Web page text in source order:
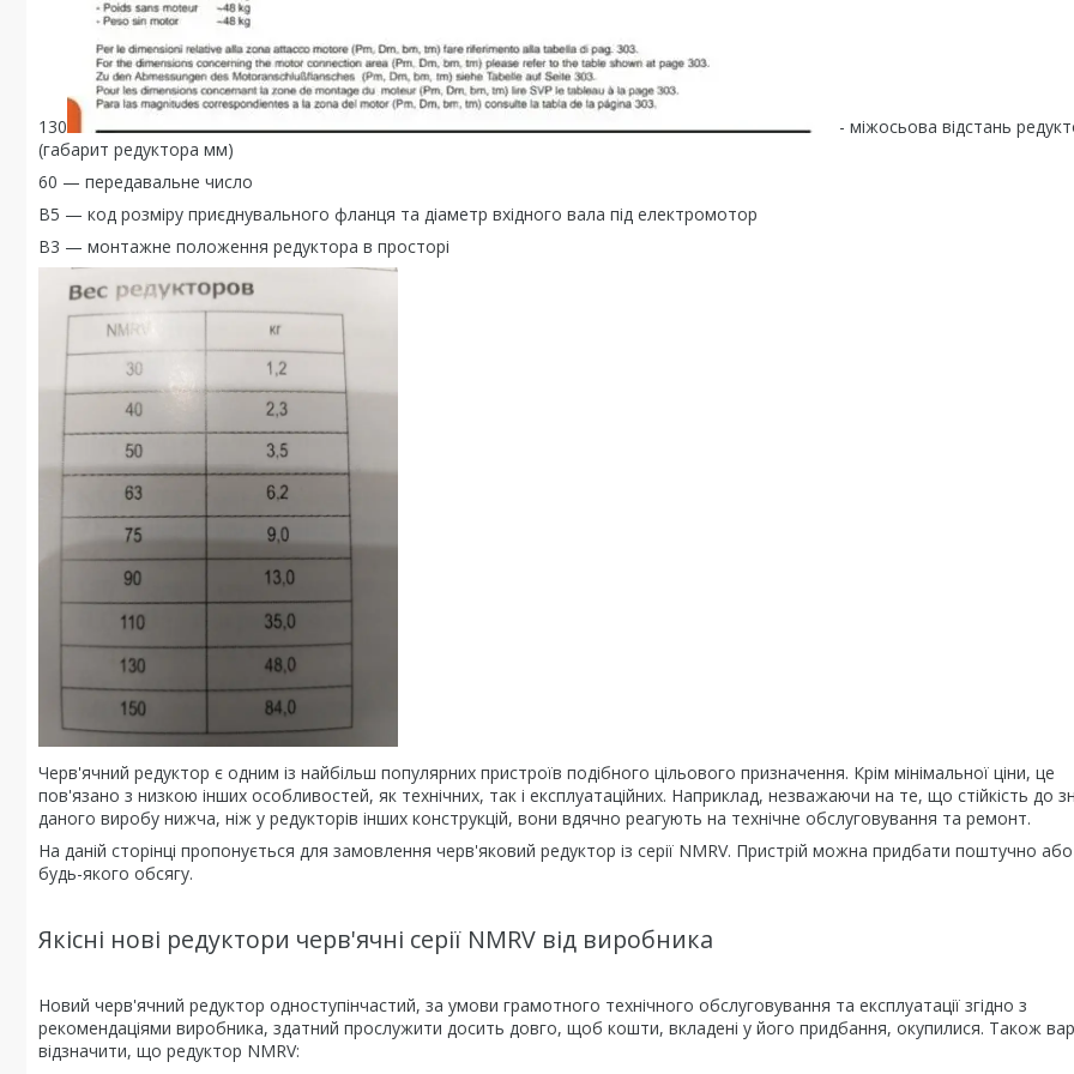
130
- міжосьова відстань
(габарит редуктора мм)
60 — передавальне число
В5 — код розміру приєднувального фланця та діаметр вхідного вала під електромотор
В3 — монтажне положення редуктора в просторі
Черв'ячний редуктор є одним із найбільш популярних пристроїв подібного цільового призначення. Крім мінімальної ціни, це
пов'язано з низкою інших особливостей, як технічних, так і експлуатаційних. Наприклад, незважаючи на те, що стійкість до
даного виробу нижча, ніж у редукторів інших конструкцій, вони вдячно реагують на технічне обслуговування та ремонт.
На даній сторінці пропонується для замовлення черв'яковий редуктор із серії NMRV. Пристрій можна придбати поштучно
будь-якого обсягу.
Якісні нові редуктори черв'ячні серії NMRV від виробника
Новий черв'ячний редуктор одноступінчастий, за умови грамотного технічного обслуговування та експлуатації згідно з
рекомендаціями виробника, здатний прослужити досить довго, щоб кошти, вкладені у його придбання, окупилися. Також
відзначити, що редуктор NMRV: